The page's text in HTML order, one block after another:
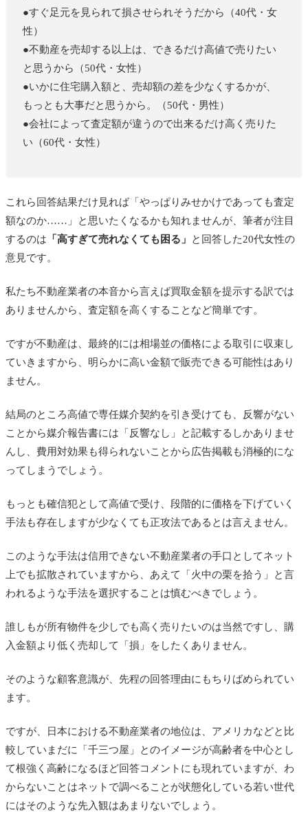
●すぐ足元を見られて損させられそうだから（40代・女
性）
●不動産を売却する以上は、できるだけ高値で売りたい
と思うから（50代・女性）
●いかに住宅購入額と、売却額の差を少なくするかが、
もっとも大事だと思うから。（50代・男性）
●会社によって査定額が違うので出来るだけ高く売りた
い（60代・女性）
これら回答結果だけ見れば「やっぱりみせかけであっても査定
額なのか……」と思いたくなるかも知れませんが、筆者が注目
するのは 「高すぎて売れなくても困る」
と回答した20代女性の
意見です。
私たち不動産業者の本音から言えば買取金額を提示する訳では
ありませんから、査定額を高くすることなど簡単です。
ですが不動産は、最終的には相場並の価格による取引に収束し
ていきますから、明らかに高い金額で販売できる可能性はあり
ません。
結局のところ高値で専任媒介契約を引き受けても、反響がない
ことから媒介報告書には「反響なし」と記載するしかありませ
んし、費用対効果も得られないことから広告掲載も消極的にな
ってしまうでしょう。
もっとも確信犯として高値で受け、段階的に価格を下げていく
手法も存在しますが少なくても正攻法であるとは言えません。
このような手法は信用できない不動産業者の手口としてネット
上でも拡散されていますから、あえて「火中の栗を拾う」と言
われるような手法を選択することは慎むべきでしょう。
誰しもが所有物件を少しでも高く売りたいのは当然ですし、購
入金額より低く売却して「損」をしたくありません。
そのような顧客意識が、先程の回答理由にもちりばめられてい
ます。
ですが、日本における不動産業者の地位は、アメリカなどと比
較していまだに「千三つ屋」とのイメージが高齢者を中心とし
て根強く高齢になるほど回答コメントにも現れていますが、わ
からないことはネットで調べることが状態化している若い世代
にはそのような先入観はあまりないでしょう。